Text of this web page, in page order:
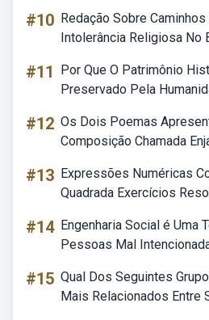
#10 Redação Sobre
Intolerância Religiosa No
#11
Por Que O Patrimônio
Preservado Pela
#12 Os Dois Poemas
Composição Chamada
#13 Expressões Numéricas
Quadrada Exercícios
#14 Engenharia Social é Uma
Pessoas Mal
#15 Qual Dos Seguintes
Mais Relacionados Entre